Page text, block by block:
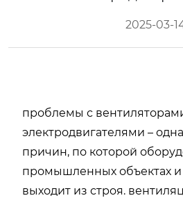
2025-03-
проблемы с
электродвигателями –
причин, по которой
промышленных объектах и
выходит из строя.